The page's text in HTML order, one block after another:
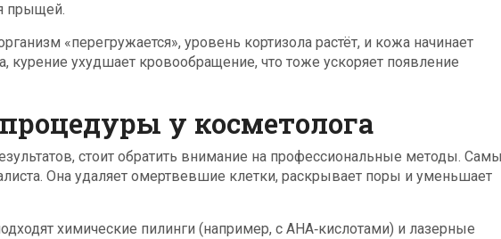
прыщей.
«перегружается», уровень кортизола растёт, и кожа начинает
курение ухудшает кровообращение, что тоже ускоряет появление
у косметолога
стоит обратить внимание на профессиональные методы.
Она удаляет омертвевшие клетки, раскрывает поры и уменьшает
химические пилинги (например, с AHA‑кислотами) и лазерные